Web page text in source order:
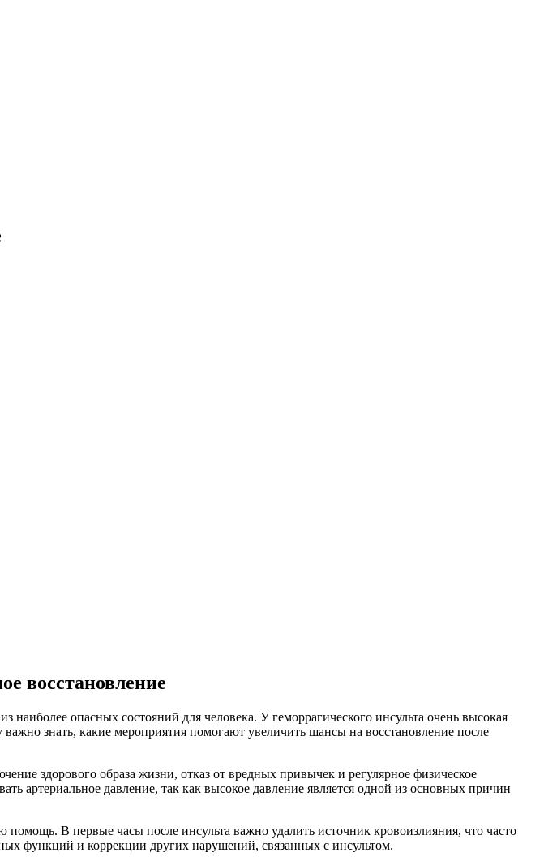
восстановление
наиболее опасных состояний для человека. У геморрагического инсульта очень высокая
знать, какие мероприятия помогают увеличить шансы на восстановление после
здорового образа жизни, отказ от вредных привычек и регулярное физическое
артериальное давление, так как высокое давление является одной из основных причин
В первые часы после инсульта важно удалить источник кровоизлияния, что часто
функций и коррекции других нарушений, связанных с инсультом.